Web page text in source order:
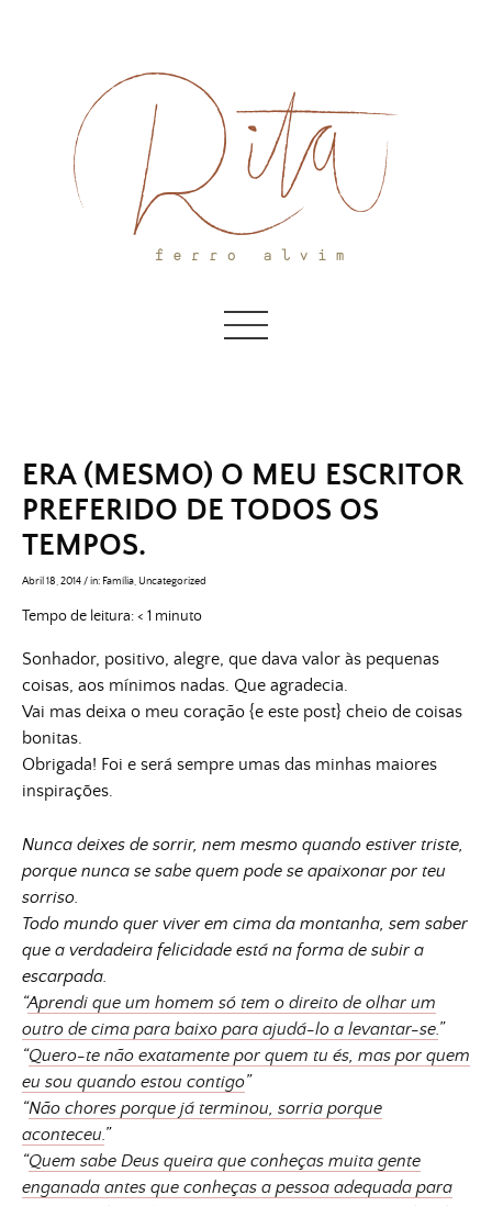
ERA (MESMO) O MEU ESCRITOR
PREFERIDO DE TODOS OS
TEMPOS.
Abril 18, 2014/in: Família Uncategorized
Tempo de leitura:< 1 minuto
Sonhador, positivo, alegre, que dava valor às pequenas
coisas, aos mínimos nadas. Que agradecia.
Vai mas deixa o meu coração {e este post} cheio de coisas
bonitas.
Obrigada! Foi e será sempre umas das minhas maiores
inspirações.
Nunca deixes de sorrir, nem mesmo quando estiver triste,
porque nunca se sabe quem pode se apaixonar por teu
sorriso.
Todo mundo quer viver em cima da montanha, sem saber
que a verdadeira felicidade está na forma de subir a
escarpada.
“Aprendi que um homem só tem o direito de olhar um
outro de cima para baixo para ajudá-lo a levantar-se. ”
“Quero-te não exatamente por quem tu és, mas por quem
eu sou quando estou contigo”
“Não chores porque já terminou, sorria porque
aconteceu. ”
“Quem sabe Deus queira que conheças muita gente
enganada antes que conheças a pessoa adequada para